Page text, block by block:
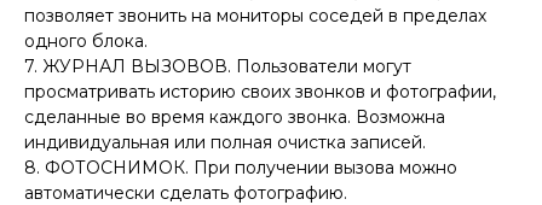
позволяет звонить на мониторы соседей в пределах
одного блока.
7. ЖУРНАЛ ВЫЗОВОВ. Пользователи могут
просматривать историю своих звонков и фотографии,
сделанные во время каждого звонка. Возможна
индивидуальная или полная очистка записей.
8. ФОТОСНИМОК. При получении вызова можно
автоматически сделать фотографию.